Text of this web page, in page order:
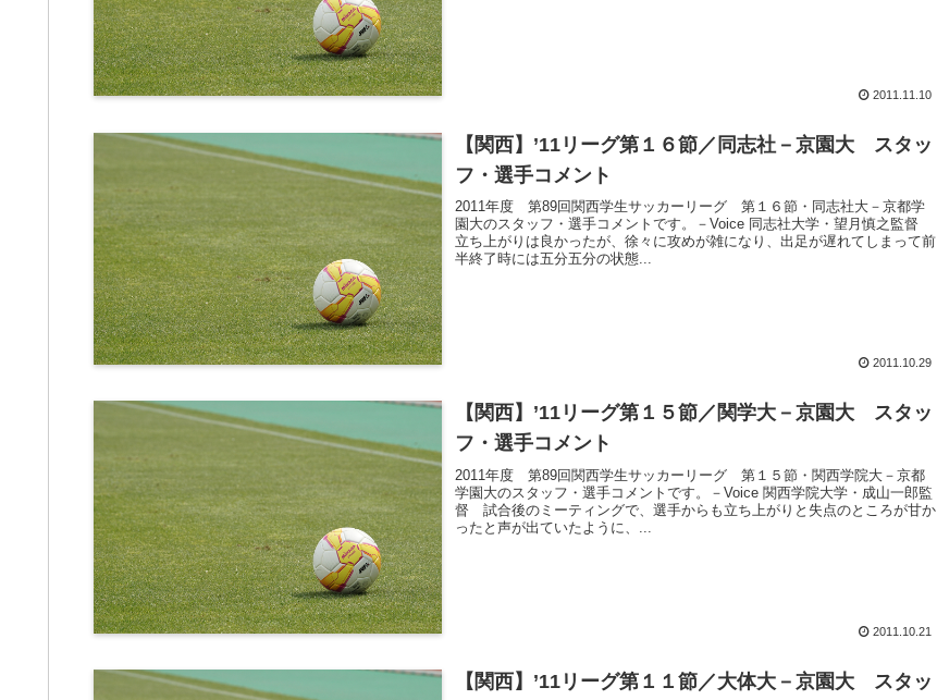
2011.11.10
【関西】’11リーグ第１６節／同志社－京園大 スタッ
フ・選手コメント
2011年度 第89回関西学生サッカーリーグ 第１６節・同志社大－京都学
園大のスタッフ・選手コメントです。－Voice 同志社大学・望月慎之監督
立ち上がりは良かったが、徐々に攻めが雑になり、出足が遅れてしまって前
半終了時には五分五分の状態...
2011.10.29
【関西】’11リーグ第１５節／関学大－京園大 スタッ
フ・選手コメント
2011年度 第89回関西学生サッカーリーグ 第１５節・関西学院大－京都
学園大のスタッフ・選手コメントです。－Voice 関西学院大学・成山一郎監
督 試合後のミーティングで、選手からも立ち上がりと失点のところが甘か
ったと声が出ていたように、...
2011.10.21
【関西】’11リーグ第１１節／大体大－京園大 スタッ